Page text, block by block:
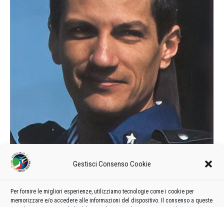
Gestisci Consenso Cookie
Per fornire le migliori esperienze, utilizziamo tecnologie come i cookie per
memorizzare e/o accedere alle informazioni del dispositivo. Il consenso a queste
Omaggio a Diego Raineri
2024 admin8235 2 Settembre 2024 1 commento
Dopo Vittorio Cumin, lo scorso 13 agosto è venuto a mancare